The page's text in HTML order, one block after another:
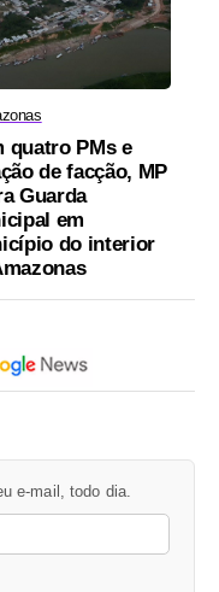
quatro PMs e
de facção, MP
Guarda
em
do interior
e-mail, todo dia.